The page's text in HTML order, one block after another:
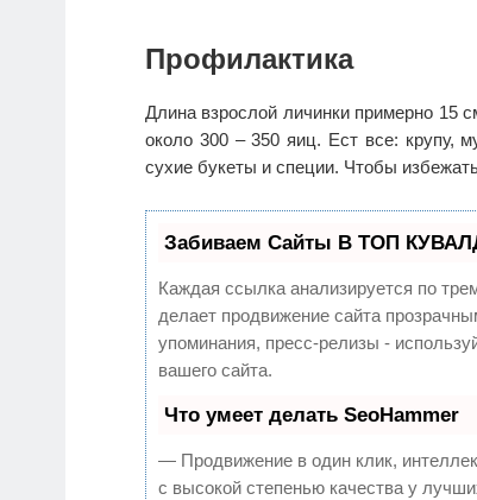
Профилактика
Длина взрослой личинки примерно 15
около 300 – 350 яиц. Ест все: крупу,
сухие букеты и специи. Чтобы
Забиваем Сайты В ТОП
Каждая ссылка анализируется по
делает продвижение сайта
упоминания, пресс-релизы -
вашего сайта.
Что умеет делать SeoHammer
— Продвижение в один клик,
с высокой степенью качества у